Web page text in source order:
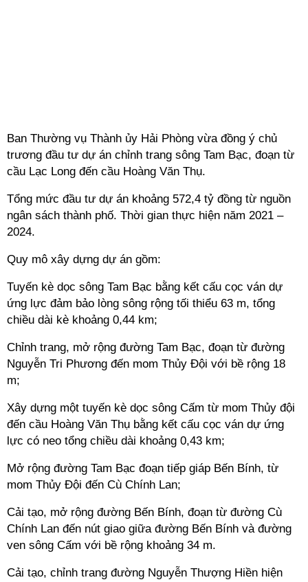
Ban Thường vụ Thành ủy Hải Phòng vừa đồng ý chủ
trương đầu tư dự án chỉnh trang sông Tam Bạc, đoạn từ
cầu Lạc Long đến cầu Hoàng Văn Thụ.
Tổng mức đầu tư dự án khoảng 572,4 tỷ đồng từ nguồn
ngân sách thành phố. Thời gian thực hiện năm 2021 –
2024.
Quy mô xây dựng dự án gồm:
Tuyến kè dọc sông Tam Bạc bằng kết cấu cọc ván dự
ứng lực đảm bảo lòng sông rộng tối thiểu 63 m, tổng
chiều dài kè khoảng 0,44 km;
Chỉnh trang, mở rộng đường Tam Bạc, đoạn từ đường
Nguyễn Tri Phương đến mom Thủy Đội với bề rộng 18
m;
Xây dựng một tuyến kè dọc sông Cấm từ mom Thủy đội
đến cầu Hoàng Văn Thụ bằng kết cấu cọc ván dự ứng
lực có neo tổng chiều dài khoảng 0,43 km;
Mở rộng đường Tam Bạc đoạn tiếp giáp Bến Bính, từ
mom Thủy Đội đến Cù Chính Lan;
Cải tạo, mở rộng đường Bến Bính, đoạn từ đường Cù
Chính Lan đến nút giao giữa đường Bến Bính và đường
ven sông Cấm với bề rộng khoảng 34 m.
Cải tạo, chỉnh trang đường Nguyễn Thượng Hiền hiện